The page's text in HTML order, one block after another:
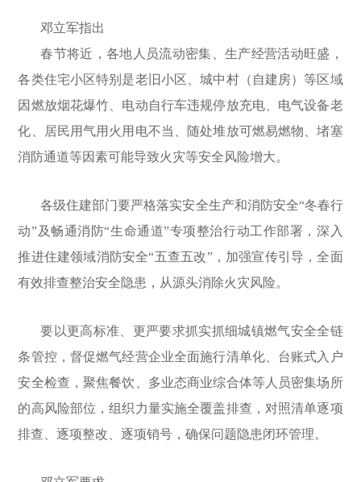
邓立军指出
春节将近，各地人员流动密集、生产经营活动旺盛，
各类住宅小区特别是老旧小区、城中村（自建房）等区域
因燃放烟花爆竹、电动自行车违规停放充电、电气设备老
化、居民用气用火用电不当、随处堆放可燃易燃物、堵塞
消防通道等因素可能导致火灾等安全风险增大。
各级住建部门要严格落实安全生产和消防安全“冬春行
动”及畅通消防“生命通道”专项整治行动工作部署，深入
推进住建领域消防安全“五查五改”，加强宣传引导，全面
有效排查整治安全隐患，从源头消除火灾风险。
要以更高标准、更严要求抓实抓细城镇燃气安全全链
条管控，督促燃气经营企业全面施行清单化、台账式入户
安全检查，聚焦餐饮、多业态商业综合体等人员密集场所
的高风险部位，组织力量实施全覆盖排查，对照清单逐项
排查、逐项整改、逐项销号，确保问题隐患闭环管理。